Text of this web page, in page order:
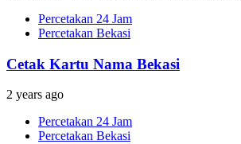
Percetakan 24 Jam
Percetakan Bekasi
Cetak Kartu Nama Bekasi
2 years ago
Percetakan 24 Jam
Percetakan Bekasi